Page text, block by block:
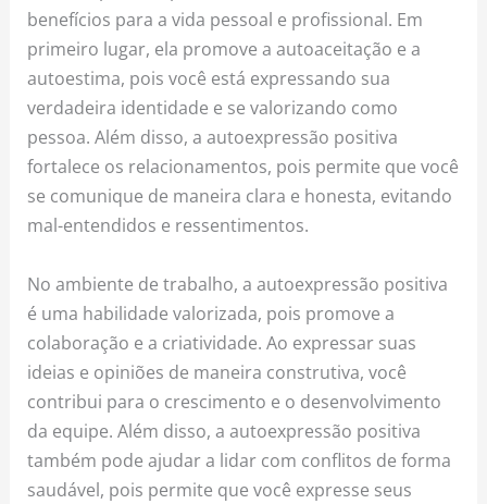
benefícios para a vida pessoal e profissional. Em
primeiro lugar, ela promove a autoaceitação e a
autoestima, pois você está expressando sua
verdadeira identidade e se valorizando como
pessoa. Além disso, a autoexpressão positiva
fortalece os relacionamentos, pois permite que você
se comunique de maneira clara e honesta, evitando
mal-entendidos e ressentimentos.
No ambiente de trabalho, a autoexpressão positiva
é uma habilidade valorizada, pois promove a
colaboração e a criatividade. Ao expressar suas
ideias e opiniões de maneira construtiva, você
contribui para o crescimento e o desenvolvimento
da equipe. Além disso, a autoexpressão positiva
também pode ajudar a lidar com conflitos de forma
saudável, pois permite que você expresse seus